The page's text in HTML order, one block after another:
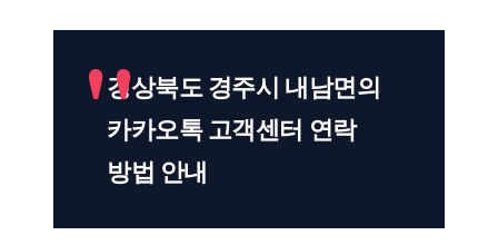
경상북도 경주시 내남면의
카카오톡 고객센터 연락
방법 안내